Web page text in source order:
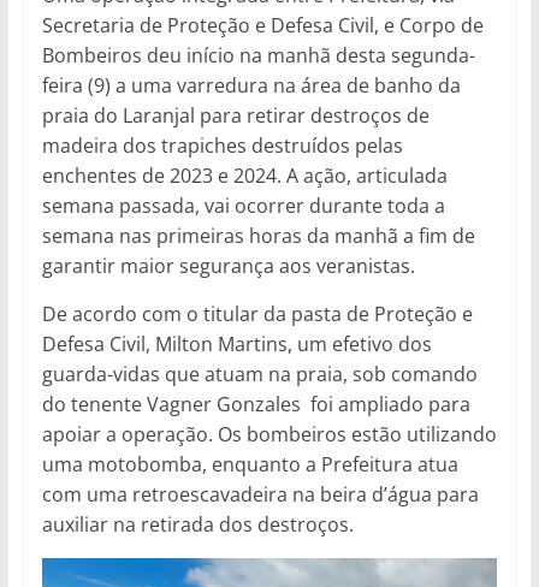
Secretaria de Proteção e Defesa Civil, e Corpo de
Bombeiros deu início na manhã desta segunda-
feira (9) a uma varredura na área de banho da
praia do Laranjal para retirar destroços de
madeira dos trapiches destruídos pelas
enchentes de 2023 e 2024. A ação, articulada
semana passada, vai ocorrer durante toda a
semana nas primeiras horas da manhã a fim de
garantir maior segurança aos veranistas.
De acordo com o titular da pasta de Proteção e
Defesa Civil, Milton Martins, um efetivo dos
guarda-vidas que atuam na praia, sob comando
do tenente Vagner Gonzales foi ampliado para
apoiar a operação. Os bombeiros estão utilizando
uma motobomba, enquanto a Prefeitura atua
com uma retroescavadeira na beira d’água para
auxiliar na retirada dos destroços.